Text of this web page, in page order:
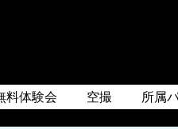
料体験会 空撮 所属